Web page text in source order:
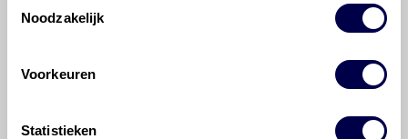
Noodzakelijk
Voorkeuren
Statistieken